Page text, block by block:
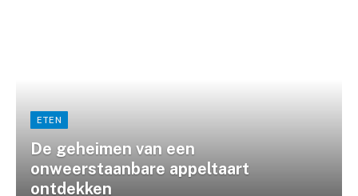
ETEN
De geheimen van een
onweerstaanbare appeltaart
ontdekken